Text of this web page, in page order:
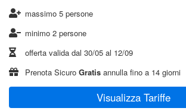
massimo 5 persone
minimo 2 persone
offerta valida dal 30/05 al 12/09
Prenota Sicuro Gratis annulla fino a 14 giorni
Visualizza Tariffe